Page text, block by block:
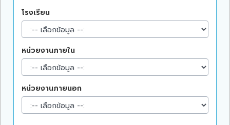
โรงเรียน
หน่วยงานภายใน
หน่วยงานภายนอก